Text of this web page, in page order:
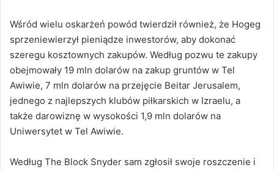
Wśród wielu oskarżeń powód twierdził również, że Hogeg
sprzeniewierzył pieniądze inwestorów, aby dokonać
szeregu kosztownych zakupów. Według pozwu te zakupy
obejmowały 19 mln dolarów na zakup gruntów w Tel
Awiwie, 7 mln dolarów na przejęcie Beitar Jerusalem,
jednego z najlepszych klubów piłkarskich w Izraelu, a
także darowiznę w wysokości 1,9 mln dolarów na
Uniwersytet w Tel Awiwie.
Według The Block Snyder sam zgłosił swoje roszczenie i